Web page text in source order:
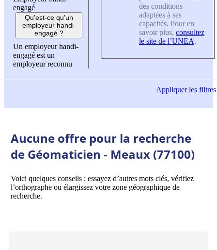
engagé
Qu'est-ce qu'un
employeur handi-
engagé ?
Un employeur handi-
engagé est un
employeur reconnu
des conditions
adaptées à ses
capacités. Pour en
savoir plus, consultez
le site de l’UNEA.
Appliquerles filtres
Aucune offre pour la recherche
de Géomaticien - Meaux (77100)
Voici quelques conseils : essayez d’autres mots clés, vérifiez
l’orthographe ou élargissez votre zone géographique de
recherche.